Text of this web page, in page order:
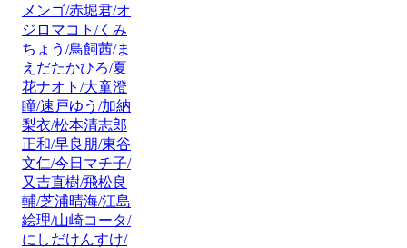
メンゴ/赤堀君/オ
ジロマコト/くみ
ちょう/鳥飼茜/ま
えだたかひろ/夏
花ナオト/大童澄
瞳/速戸ゆう/加納
梨衣/松本清志郎
正和/早良朋/東谷
文仁/今日マチ子/
又吉直樹/飛松良
輔/芝浦晴海/江島
絵理/山崎コータ/
にしだけんすけ/